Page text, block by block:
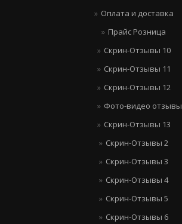
Оплата и доставка
Прайс Розница
Скрин-Отзывы 10
Скрин-Отзывы 11
Скрин-Отзывы 12
Фото-видео отзывы
Скрин-Отзывы 13
Скрин-Отзывы 2
Скрин-Отзывы 3
Скрин-Отзывы 4
Скрин-Отзывы 5
Скрин-Отзывы 6